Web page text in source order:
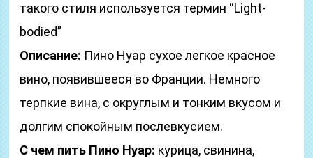
такого стиля используется термин “Light-
bodied”
Описание: Пино Нуар сухое легкое красное
вино, появившееся во Франции. Немного
терпкие вина, с округлым и тонким вкусом и
долгим спокойным послевкусием.
С чем пить Пино Нуар: курица, свинина,